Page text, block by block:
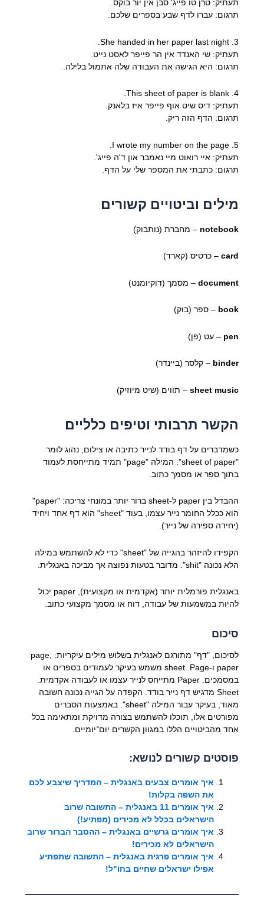
תעתיק: טרן טו פייג' סבן אין יור בוקס.
תרגום: עברו לדף שבע בספרים שלכם.
3. She handed in her paper last night.
תעתיק: שי האנדד אין הר פייפר לאסט נייט.
תרגום: היא הגישה את העבודה שלה אתמול בלילה.
4. This sheet of paper is blank.
תעתיק: דיס שיט אוף פייפר איז בלאנק.
תרגום: הדף הזה ריק.
5. I wrote my number on the page.
תעתיק: איי רואוט מיי נאמבר און ד'ה פייג'.
תרגום: כתבתי את המספר שלי על הדף.
מילים וביטויים קשורים
notebook – מחברת (נותבוק)
card– כרטיס (קארד)
document– מסמך (דוקיומנט)
book – ספר (בוק)
pen – עט (פן)
binder – קלסר (ביינדר)
sheet music– תווים (שיט מיוזיק)
הקשר תרבותי וטיפים כלליים
כשמדברים על דף בודד לנייר כתיבה או צילום, נהוג לומר
"sheet of paper". המילה "page" תמיד מתייחסת לעמוד
בתוך ספר או מסמך כתוב.
ההבדל בין paper ל-sheet ברור יותר במונחי צריכה: "paper"
הוא ככלל החומר נייר עצמו, בעוד "sheet" הוא דף אחד ויחיד
(יחידה ספירה של נייר).
הקפידו להיזהר בהגייה של "sheet" כדי לא להשתמש במילה
הלא נכונה "shit". מדובר בטעות נפוצה אך מביכה באנגלית.
באנגלית פורמלית יותר (אקדמית או מקצועית), paper יכול
להיות במשמעות של עבודה, דוח או מסמך מקצועי כתוב.
סיכום
לסיכום, "דף" מתורגם לאנגלית בשלוש מילים עיקריות: page,
paper ו-sheet. Page משמש בעיקר לעמודים בספרים או
במסמכים. Paper מתייחס לנייר עצמו או לעבודה אקדמית.
Sheet מדגיש דף נייר בודד. הקפדה על הגייה נכונה חשובה
מאוד, בעיקר עבור המילה "sheet". באמצעות הסברים
מפורטים אלו, תוכלו להשתמש בצורה מדויקת ומתאימה בכל
אחד מהביטויים הללו במגוון הקשרים יום־יומיים.
פוסטים קשורים לנושא:
איך אומרים צבעים באנגלית – המדריך שיצבע לכם
את השפה בקלות!
איך אומרים 11 באנגלית – התשובה שרוב
הישראלים בכלל לא מכירים (מפתיע!)
איך אומרים גרשיים באנגלית – ההסבר הברור שרוב
הישראלים לא מכירים!
איך אומרים פרגית באנגלית – התשובה שתפתיע
אפילו ישראלים שחיים בחו"ל!